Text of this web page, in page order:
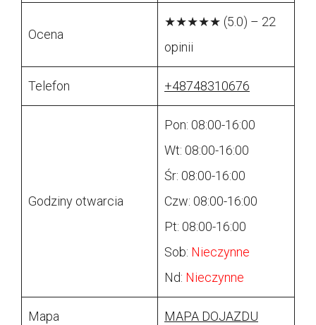
Ocena
★★★★★ (5.0) – 22
opinii
Telefon +48748310676
Godziny otwarcia
Pon: 08:00-16:00
Wt: 08:00-16:00
Śr: 08:00-16:00
Czw: 08:00-16:00
Pt: 08:00-16:00
Sob: Nieczynne
Nd: Nieczynne
Mapa MAPA DOJAZDU